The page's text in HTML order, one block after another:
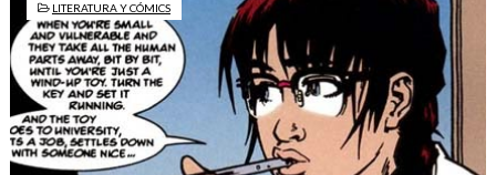
LITERATURA Y CÓMICS